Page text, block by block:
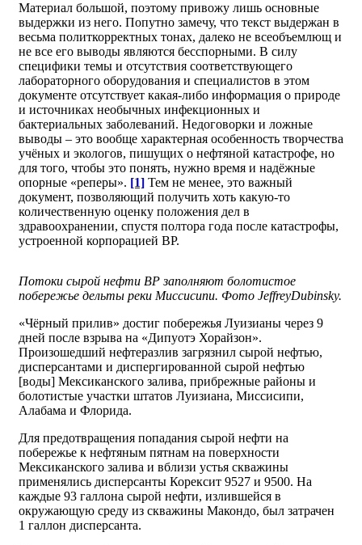
Материал большой, поэтому привожу лишь основные
выдержки из него. Попутно замечу, что текст выдержан в
весьма политкорректных тонах, далеко не всеобъемлющ и
не все его выводы являются бесспорными. В силу
специфики темы и отсутствия соответствующего
лабораторного оборудования и специалистов в этом
документе отсутствует какая-либо информация о природе
и источниках необычных инфекционных и
бактериальных заболеваний. Недоговорки и ложные
выводы – это вообще характерная особенность творчества
учёных и экологов, пишущих о нефтяной катастрофе, но
для того, чтобы это понять, нужно время и надёжные
опорные «реперы». [1] Тем не менее, это важный
документ, позволяющий получить хоть какую-то
количественную оценку положения дел в
здравоохранении, спустя полтора года после катастрофы,
устроенной корпорацией ВР.
Потоки сырой нефти ВР заполняют болотистое
побережье дельты реки Миссисипи. Фото JeffreyDubinsky.
«Чёрный прилив» достиг побережья Луизианы через 9
дней после взрыва на «Дипуотэ Хорайзон».
Произошедший нефтеразлив загрязнил сырой нефтью,
дисперсантами и диспергированной сырой нефтью
[воды] Мексиканского залива, прибрежные районы и
болотистые участки штатов Луизиана, Миссисипи,
Алабама и Флорида.
Для предотвращения попадания сырой нефти на
побережье к нефтяным пятнам на поверхности
Мексиканского залива и вблизи устья скважины
применялись дисперсанты Корексит 9527 и 9500. На
каждые 93 галлона сырой нефти, излившейся в
окружающую среду из скважины Макондо, был затрачен
1 галлон дисперсанта.